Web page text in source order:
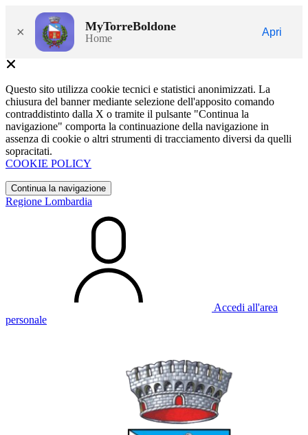
× MyTorreBoldone
Home
Apri
Questo sito utilizza cookie tecnici e statistici anonimizzati. La
chiusura del banner mediante selezione dell'apposito comando
contraddistinto dalla X o tramite il pulsante "Continua la
navigazione" comporta la continuazione della navigazione in
assenza di cookie o altri strumenti di tracciamento diversi da quelli
sopracitati.
COOKIE POLICY
Continua la navigazione
Regione Lombardia
Accedi all'area
personale